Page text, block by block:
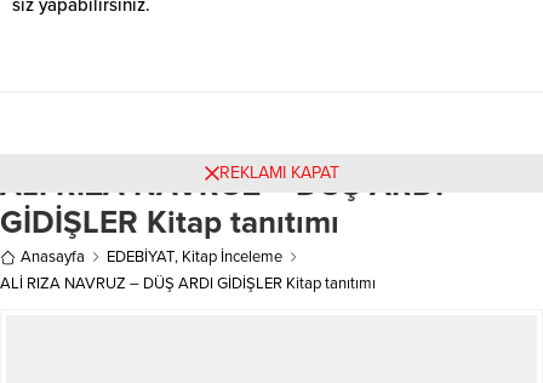
siz yapabilirsiniz.
ALİ RIZA NAVRUZ – DÜŞ ARDI
GİDİŞLER Kitap tanıtımı
Anasayfa EDEBİYAT, Kitap İnceleme
ALİ RIZA NAVRUZ – DÜŞ ARDI GİDİŞLER Kitap tanıtımı
REKLAMI KAPAT